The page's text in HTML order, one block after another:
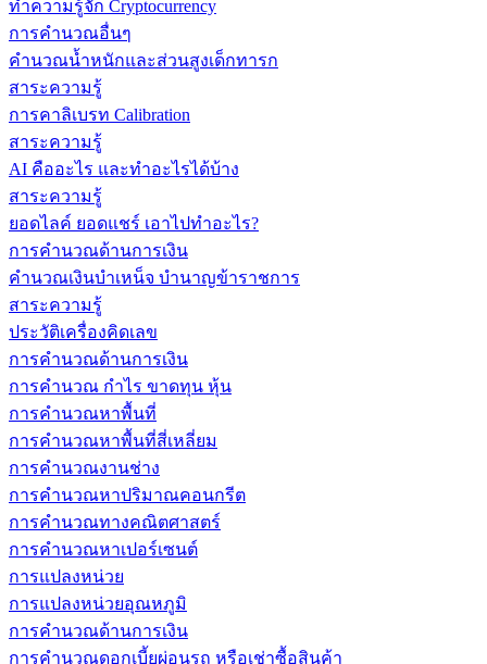
ทำความรู้จัก Cryptocurrency
การคำนวณอื่นๆ
คำนวณน้ำหนักและส่วนสูงเด็กทารก
สาระความรู้
การคาลิเบรท Calibration
สาระความรู้
AI คืออะไร และทำอะไรได้บ้าง
สาระความรู้
ยอดไลค์ ยอดแชร์ เอาไปทำอะไร?
การคำนวณด้านการเงิน
คำนวณเงินบำเหน็จ บำนาญข้าราชการ
สาระความรู้
ประวัติเครื่องคิดเลข
การคำนวณด้านการเงิน
การคำนวณ กำไร ขาดทุน หุ้น
การคำนวณหาพื้นที่
การคำนวณหาพื้นที่สี่เหลี่ยม
การคำนวณงานช่าง
การคำนวณหาปริมาณคอนกรีต
การคำนวณทางคณิตศาสตร์
การคำนวณหาเปอร์เซนต์
การแปลงหน่วย
การแปลงหน่วยอุณหภูมิ
การคำนวณด้านการเงิน
การคำนวณดอกเบี้ยผ่อนรถ หรือเช่าซื้อสินค้า